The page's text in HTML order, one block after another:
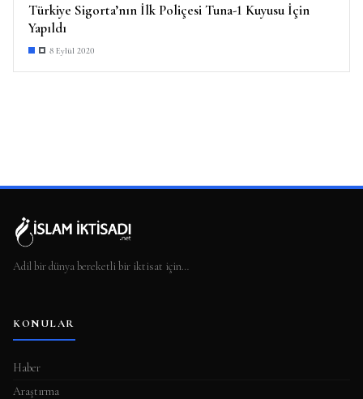
Türkiye Sigorta’nın İlk Poliçesi Tuna-1 Kuyusu İçin
Yapıldı
8 Eylül 2020
Adil bir dünya bereketli bir iktisat için…
KONULAR
Haber
Araştırma